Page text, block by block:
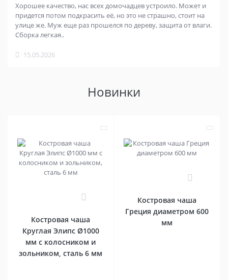
Хорошее качество, нас всех домочадцев устроило. Может и
придется потом подкрасить её, но это не страшно, стоит на
улице же. Муж еще раз прошелся по дереву, защита от влаги.
Сборка легкая..
15.05.2026
Новинки
Костровая чаша
Круглая Элипс Ø1000
мм с колосником и
зольником, сталь 6 мм
Костровая чаша
Греция диаметром 600
мм